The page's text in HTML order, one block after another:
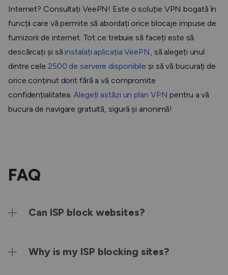
Internet? Consultați VeePN! Este o soluție VPN bogată în
funcții care vă permite să abordați orice blocaje impuse de
furnizorii de internet. Tot ce trebuie să faceți este să
descărcați și săinstalați aplicația VeePN, să alegeți unul
dintre cele 2500 de servere disponibile și să vă bucurați de
orice conținut dorit fără a vă compromite
confidențialitatea.Alegeți astăzi un plan VPN pentru a vă
bucura de navigare gratuită, sigură și anonimă!
FAQ
Can ISP block websites?
Why is my ISP blocking sites?